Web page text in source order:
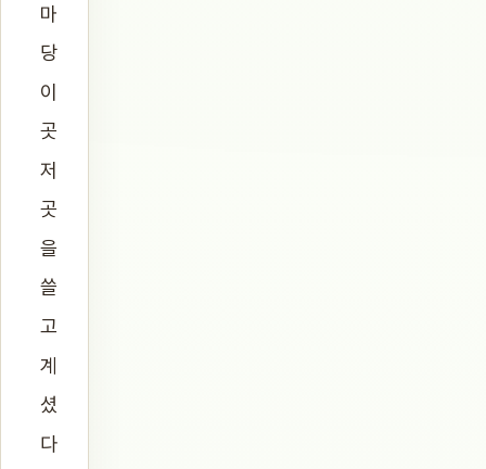
마
당
이
곳
저
곳
을
쓸
고
계
셨
다